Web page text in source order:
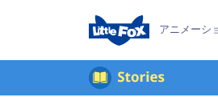
アニメーシ